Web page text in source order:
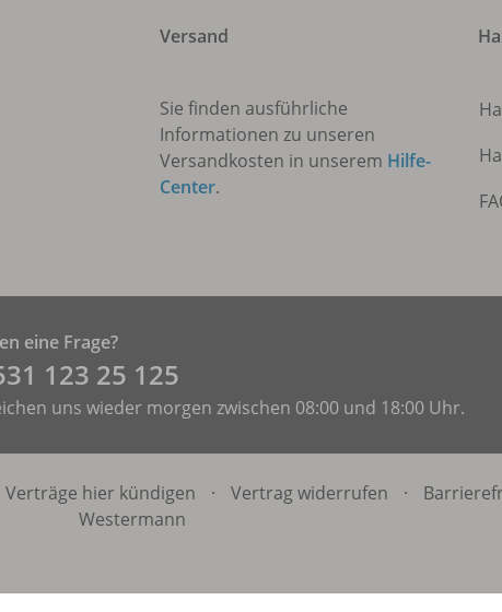
Versand
Sie finden ausführliche
Informationen zu unseren
Versandkosten in unserem Hilfe-
Center.
eine Frage?
­123 25 125
uns wieder morgen zwischen 08:00 und 18:00 Uhr.
Verträge hier kündigen · Vertrag widerrufen ·
Westermann